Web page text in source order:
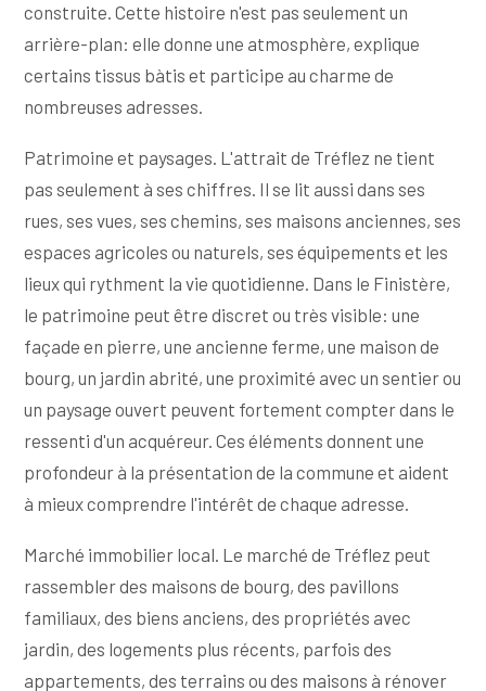
construite. Cette histoire n'est pas seulement un
arrière-plan: elle donne une atmosphère, explique
certains tissus bàtis et participe au charme de
nombreuses adresses.
Patrimoine et paysages. L'attrait de Tréflez ne tient
pas seulement à ses chiffres. Il se lit aussi dans ses
rues, ses vues, ses chemins, ses maisons anciennes, ses
espaces agricoles ou naturels, ses équipements et les
lieux qui rythment la vie quotidienne. Dans le Finistère,
le patrimoine peut être discret ou très visible: une
façade en pierre, une ancienne ferme, une maison de
bourg, un jardin abrité, une proximité avec un sentier ou
un paysage ouvert peuvent fortement compter dans le
ressenti d'un acquéreur. Ces éléments donnent une
profondeur à la présentation de la commune et aident
à mieux comprendre l'intérêt de chaque adresse.
Marché immobilier local. Le marché de Tréflez peut
rassembler des maisons de bourg, des pavillons
familiaux, des biens anciens, des propriétés avec
jardin, des logements plus récents, parfois des
appartements, des terrains ou des maisons à rénover